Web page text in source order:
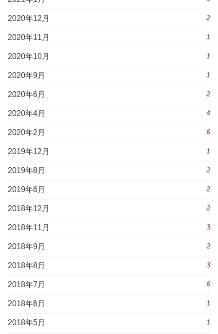
2020年12月 2
2020年11月 1
2020年10月 1
2020年9月 1
2020年6月 2
2020年4月 4
2020年2月 6
2019年12月 1
2019年8月 2
2019年6月 2
2018年12月 2
2018年11月 3
2018年9月 2
2018年8月 3
2018年7月 6
2018年6月 1
2018年5月 1